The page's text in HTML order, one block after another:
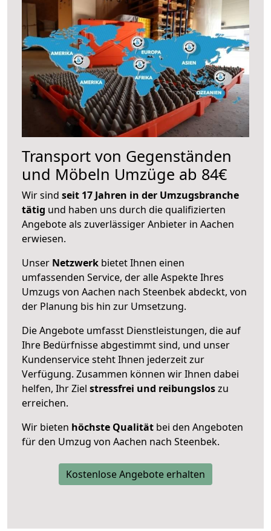
Transport von Gegenständen
und Möbeln Umzüge ab 84€
Wir sind seit 17 Jahren in der Umzugsbranche
tätig und haben uns durch die qualifizierten
Angebote als zuverlässiger Anbieter in Aachen
erwiesen.
Unser Netzwerk bietet Ihnen einen
umfassenden Service, der alle Aspekte Ihres
Umzugs von Aachen nach Steenbek abdeckt, von
der Planung bis hin zur Umsetzung.
Die Angebote umfasst Dienstleistungen, die auf
Ihre Bedürfnisse abgestimmt sind, und unser
Kundenservice steht Ihnen jederzeit zur
Verfügung. Zusammen können wir Ihnen dabei
helfen, Ihr Ziel stressfrei und reibungsloszu
erreichen.
Wir bieten höchste Qualität bei den Angeboten
für den Umzug von Aachen nach Steenbek.
Kostenlose Angebote erhalten